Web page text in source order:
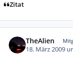
Zitat
TheAlien
18. März 2009